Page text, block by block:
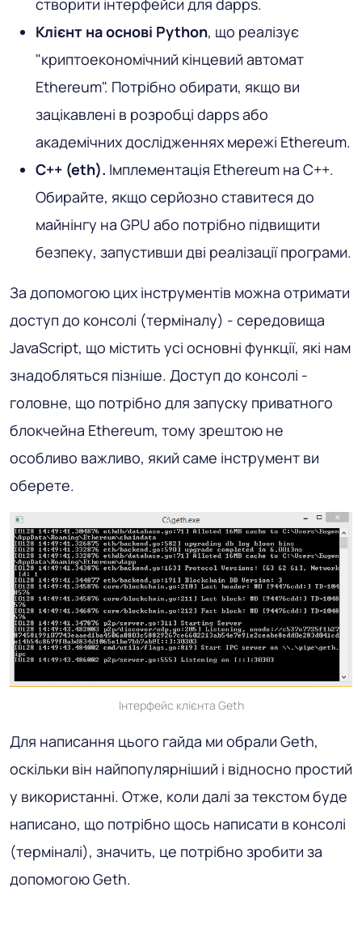
створити інтерфейси для dapps.
Клієнт на основі Python, що реалізує
"криптоекономічний кінцевий автомат
Ethereum". Потрібно обирати, якщо ви
зацікавлені в розробці dapps або
академічних дослідженнях мережі Ethereum.
C++ (eth). Імплементація Ethereum на C++.
Обирайте, якщо серйозно ставитеся до
майнінгу на GPU або потрібно підвищити
безпеку, запустивши дві реалізації програми.
За допомогою цих інструментів можна отримати
доступ до консолі (терміналу) - середовища
JavaScript, що містить усі основні функції, які нам
знадобляться пізніше. Доступ до консолі -
головне, що потрібно для запуску приватного
блокчейна Ethereum, тому зрештою не
особливо важливо, який саме інструмент ви
оберете.
Інтерфейс клієнта Geth
Для написання цього гайда ми обрали Geth,
оскільки він найпопулярніший і відносно простий
у використанні. Отже, коли далі за текстом буде
написано, що потрібно щось написати в консолі
(терміналі), значить, це потрібно зробити за
допомогою Geth.